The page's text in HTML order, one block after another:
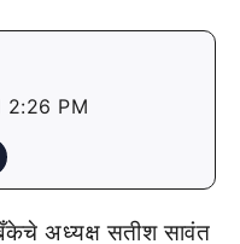
2:26 PM
अध्यक्ष सतीश सावंत